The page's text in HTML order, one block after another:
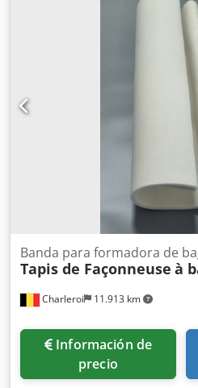
Charleroi 11.913 km
Banda para formadora de
Tapis de Façonneuse à
Información de
precio